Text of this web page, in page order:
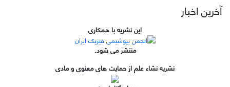
آخرین اخبار
این نشریه با همکاری
منتشر می شود.
نشریه نشاء علم از حمایت های معنوی و مادی